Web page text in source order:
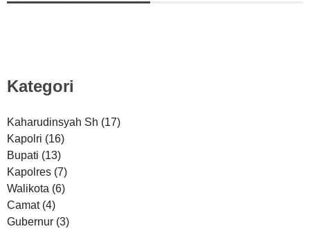
Kategori
Kaharudinsyah Sh (17)
Kapolri (16)
Bupati (13)
Kapolres (7)
Walikota (6)
Camat (4)
Gubernur (3)